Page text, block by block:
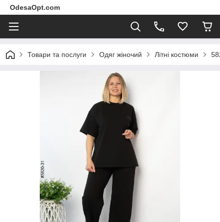
OdesaOpt.com
Товари та послуги Одяг жіночий Літні костюми